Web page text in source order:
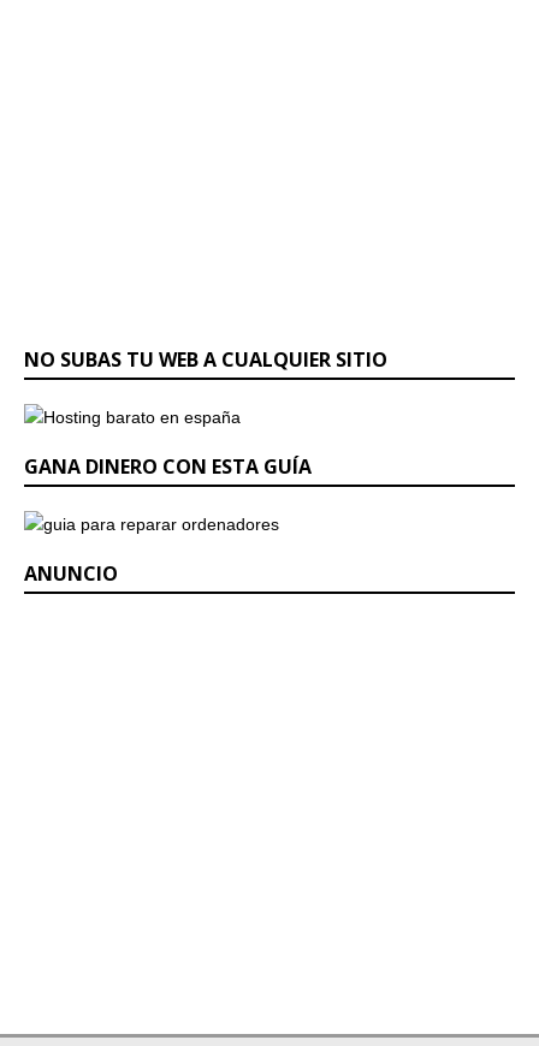
NO SUBAS TU WEB A CUALQUIER SITIO
GANA DINERO CON ESTA GUÍA
ANUNCIO